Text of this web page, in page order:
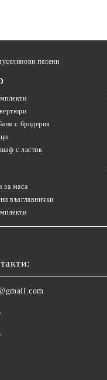
пелени
с бродерия
с ластик
за маса
възглавнички